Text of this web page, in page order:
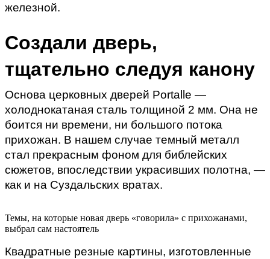
железной.
Создали дверь,
тщательно следуя канону
Основа церковных дверей Portalle —
холоднокатаная сталь толщиной 2 мм. Она не
боится ни времени, ни большого потока
прихожан. В нашем случае темный металл
стал прекрасным фоном для библейских
сюжетов, впоследствии украсивших полотна, —
как и на Суздальских вратах.
Темы, на которые новая дверь «говорила» с прихожанами,
выбрал сам настоятель
Квадратные резные картины, изготовленные